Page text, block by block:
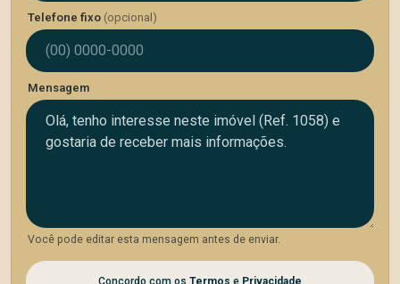
Telefone fixo (opcional)
Mensagem
Você pode editar esta mensagem antes de enviar.
Concordo com os Termos e Privacidade